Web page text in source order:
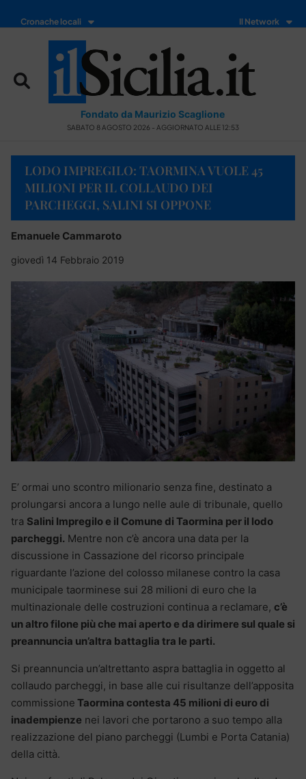
Cronache locali Il Network
Fondato da Maurizio Scaglione
SABATO 8 AGOSTO 2026 - AGGIORNATO ALLE 12:53
LODO IMPREGILO: TAORMINA VUOLE 45
MILIONI PER IL COLLAUDO DEI
PARCHEGGI, SALINI SI OPPONE
Emanuele Cammaroto
giovedì 14 Febbraio 2019
E’ ormai uno scontro milionario senza fine, destinato a
prolungarsi ancora a lungo nelle aule di tribunale, quello
tra Salini Impregilo e il Comune di Taormina per il lodo
parcheggi. Mentre non c’è ancora una data per la
discussione in Cassazione del ricorso principale
riguardante l’azione del colosso milanese contro la casa
municipale taorminese sui 28 milioni di euro che la
multinazionale delle costruzioni continua a reclamare, c’è
un altro filone più che mai aperto e da dirimere sul quale si
preannuncia un’altra battaglia tra le parti.
Si preannuncia un’altrettanto aspra battaglia in oggetto al
collaudo parcheggi, in base alle cui risultanze dell’apposita
commissione Taormina contesta 45 milioni di euro di
inadempienze nei lavori che portarono a suo tempo alla
realizzazione del piano parcheggi (Lumbi e Porta Catania)
della città.